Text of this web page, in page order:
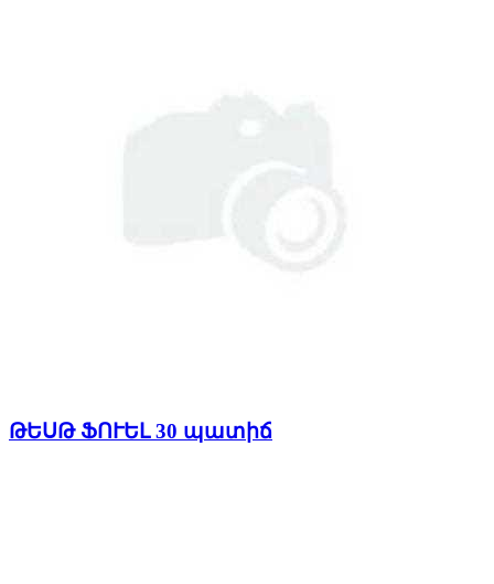
ԹԵՍԹ ՖՈՒԵԼ 30 պատիճ